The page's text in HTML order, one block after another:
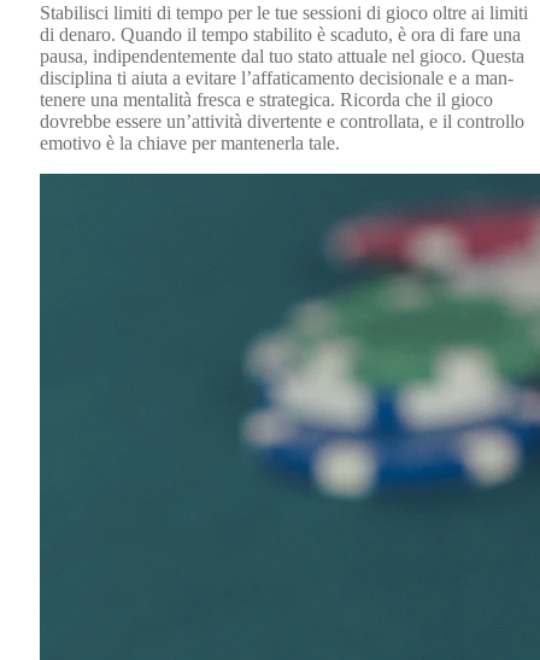
Sta­bilis­ci lim­i­ti di tem­po per le tue ses­sioni di gio­co oltre ai lim­i­ti
di denaro. Quan­do il tem­po sta­bil­i­to è scadu­to, è ora di fare una
pausa, indipen­den­te­mente dal tuo sta­to attuale nel gio­co. Ques­ta
dis­ci­plina ti aiu­ta a evitare l’affaticamento deci­sion­ale e a man­
tenere una men­tal­ità fres­ca e strate­gi­ca. Ricor­da che il gio­co
dovrebbe essere un’attività diver­tente e con­trol­la­ta, e il con­trol­lo
emo­ti­vo è la chi­ave per man­ten­er­la tale.